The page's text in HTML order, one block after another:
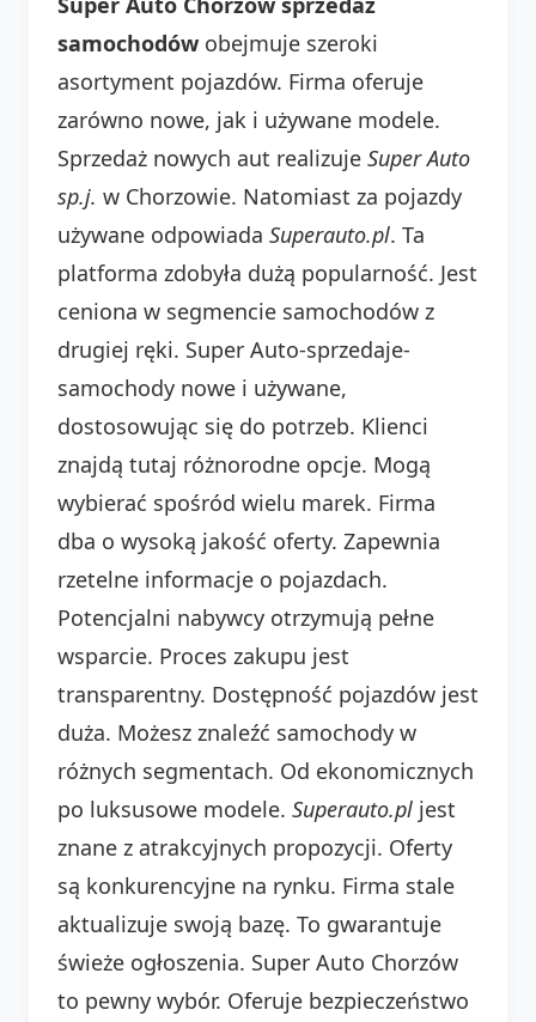
samochodów obejmuje szeroki
asortyment pojazdów. Firma oferuje
zarówno nowe, jak i używane modele.
Sprzedaż nowych aut realizuje Super Auto
sp.j. w Chorzowie. Natomiast za pojazdy
używane odpowiada Superauto.pl. Ta
platforma zdobyła dużą popularność. Jest
ceniona w segmencie samochodów z
drugiej ręki. Super Auto-sprzedaje-
samochody nowe i używane,
dostosowując się do potrzeb. Klienci
znajdą tutaj różnorodne opcje. Mogą
wybierać spośród wielu marek. Firma
dba o wysoką jakość oferty. Zapewnia
rzetelne informacje o pojazdach.
Potencjalni nabywcy otrzymują pełne
wsparcie. Proces zakupu jest
transparentny. Dostępność pojazdów jest
duża. Możesz znaleźć samochody w
różnych segmentach. Od ekonomicznych
po luksusowe modele. Superauto.pl jest
znane z atrakcyjnych propozycji. Oferty
są konkurencyjne na rynku. Firma stale
aktualizuje swoją bazę. To gwarantuje
świeże ogłoszenia. Super Auto Chorzów
to pewny wybór. Oferuje bezpieczeństwo